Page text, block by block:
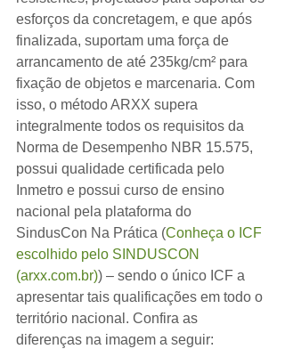
esforços da concretagem, e que após
finalizada, suportam uma força de
arrancamento de até 235kg/cm² para
fixação de objetos e marcenaria. Com
isso, o método ARXX supera
integralmente todos os requisitos da
Norma de Desempenho NBR 15.575,
possui qualidade certificada pelo
Inmetro e possui curso de ensino
nacional pela plataforma do
SindusCon Na Prática (Conheça o ICF
escolhido pelo SINDUSCON
(arxx.com.br)) – sendo o único ICF a
apresentar tais qualificações em todo o
território nacional. Confira as
diferenças na imagem a seguir: